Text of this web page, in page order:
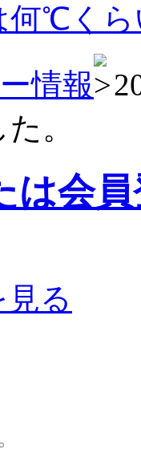
何℃く
情報
。
は会
る